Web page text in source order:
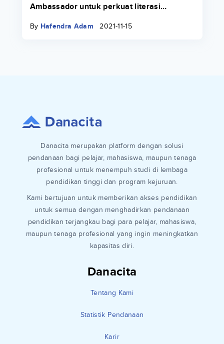
Ambassador untuk perkuat literasi
By Hafendra Adam 2021-11-15
Danacita
Tentang Kami
Statistik Pendanaan
Karir
Danacita merupakan platform dengan solusi
pendanaan bagi pelajar, mahasiswa, maupun tenaga
profesional untuk menempuh studi di lembaga
pendidikan tinggi dan program kejuruan.
Kami bertujuan untuk memberikan akses pendidikan
untuk semua dengan menghadirkan pendanaan
pendidikan terjangkau bagi para pelajar, mahasiswa,
maupun tenaga profesional yang ingin meningkatkan
kapasitas diri.